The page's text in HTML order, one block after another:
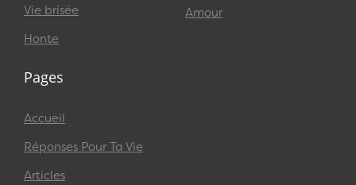
Vie brisée
Honte
Amour
Pages
Accueil
Réponses Pour Ta Vie
Articles